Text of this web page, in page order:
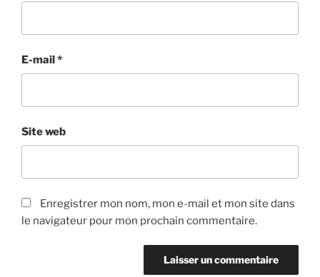
E-mail*
Site web
Enregistrer mon nom, mon e-mail et mon site dans
le navigateur pour mon prochain commentaire.